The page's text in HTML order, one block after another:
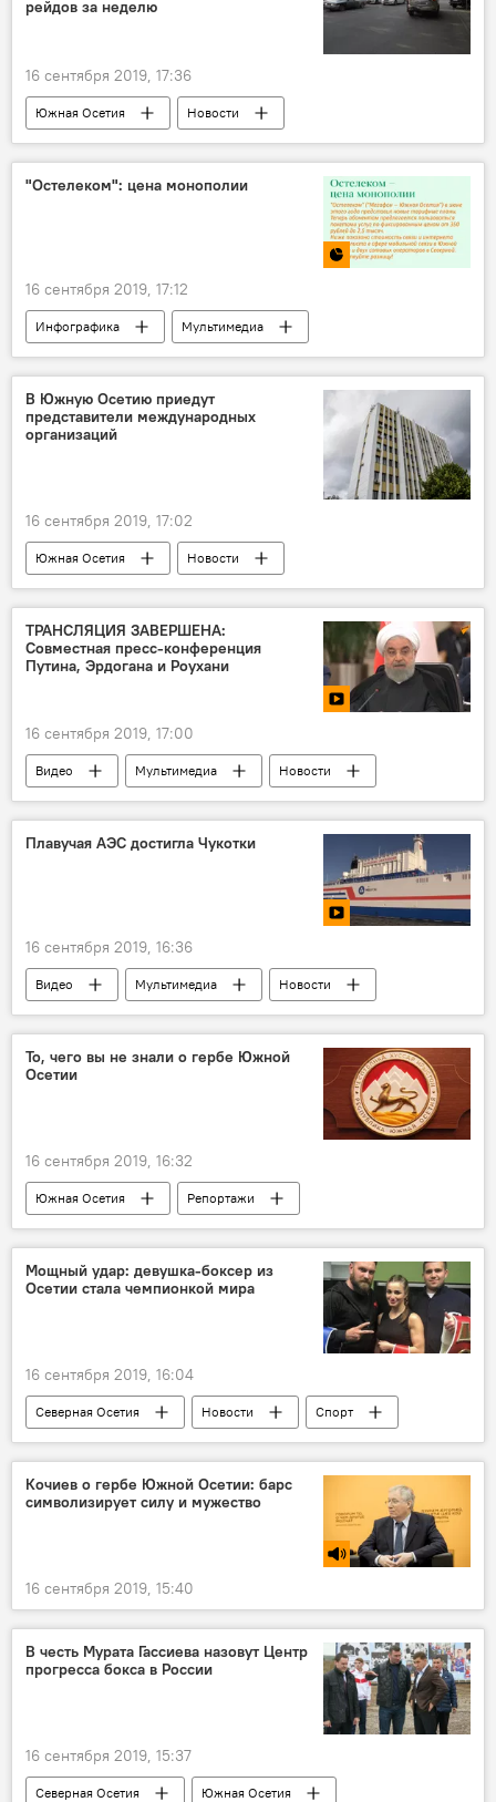
рейдов за неделю
16 сентября 2019, 17:36
Южная Осетия Новости
"Остелеком": цена монополии
16 сентября 2019, 17:12
Инфографика Мультимедиа
В Южную Осетию приедут
представители международных
организаций
16 сентября 2019, 17:02
Южная Осетия Новости
ТРАНСЛЯЦИЯ ЗАВЕРШЕНА:
Совместная пресс-конференция
Путина, Эрдогана и Роухани
16 сентября 2019, 17:00
Видео Мультимедиа Новости
Плавучая АЭС достигла Чукотки
16 сентября 2019, 16:36
Видео Мультимедиа Новости
То, чего вы не знали о гербе Южной
Осетии
16 сентября 2019, 16:32
Южная Осетия
Репортажи
Новости
Пресс-центр
Мощный удар: девушка-боксер из
Осетии стала чемпионкой мира
16 сентября 2019, 16:04
Северная Осетия Новости Спорт
Кочиев о гербе Южной Осетии: барс
символизирует силу и мужество
16 сентября 2019, 15:40
В честь Мурата Гассиева назовут Центр
прогресса бокса в России
16 сентября 2019, 15:37
Северная Осетия
Южная Осетия